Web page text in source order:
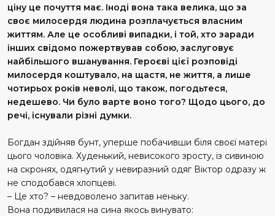
ціну це почуття має. Іноді вона така велика, що за
своє милосердя людина розплачується власним
життям. Але це особливі випадки, і той, хто заради
інших свідомо пожертвував собою, заслуговує
найбільшого вшанування. Героєві цієї розповіді
милосердя коштувало, на щастя, не життя, а лише
чотирьох років неволі, що також, погодьтеся,
недешево. Чи було варте воно того? Щодо цього, до
речі, існували різні думки.
Богдан здійняв бунт, уперше побачивши біля своєї матері
цього чоловіка. Худенький, невисокого зросту, із сивиною
на скронях, одягнутий у невиразний одяг Віктор одразу ж
не сподобався хлопцеві.
– Це хто? – невдоволено запитав неньку.
Вона подивилася на сина якось винувато: